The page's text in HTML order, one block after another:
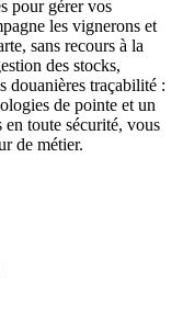
pour gérer vos
les vignerons et
sans recours à la
des stocks,
douanières traçabilité :
de pointe et un
toute sécurité, vous
de métier.